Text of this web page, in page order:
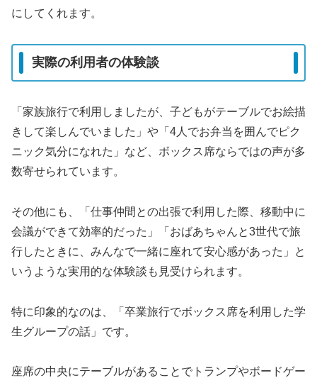
にしてくれます。
実際の利用者の体験談
「家族旅行で利用しましたが、子どもがテーブルでお絵描
きして楽しんでいました」や「4人でお弁当を囲んでピク
ニック気分になれた」など、ボックス席ならではの声が多
数寄せられています。
その他にも、「仕事仲間との出張で利用した際、移動中に
会議ができて効率的だった」「おばあちゃんと3世代で旅
行したときに、みんなで一緒に座れて安心感があった」と
いうような実用的な体験談も見受けられます。
特に印象的なのは、「卒業旅行でボックス席を利用した学
生グループの話」です。
座席の中央にテーブルがあることでトランプやボードゲー